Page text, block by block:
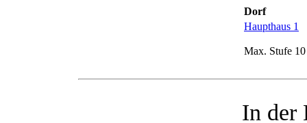
Dorf
Haupthaus 1
Max. Stufe 10
In der